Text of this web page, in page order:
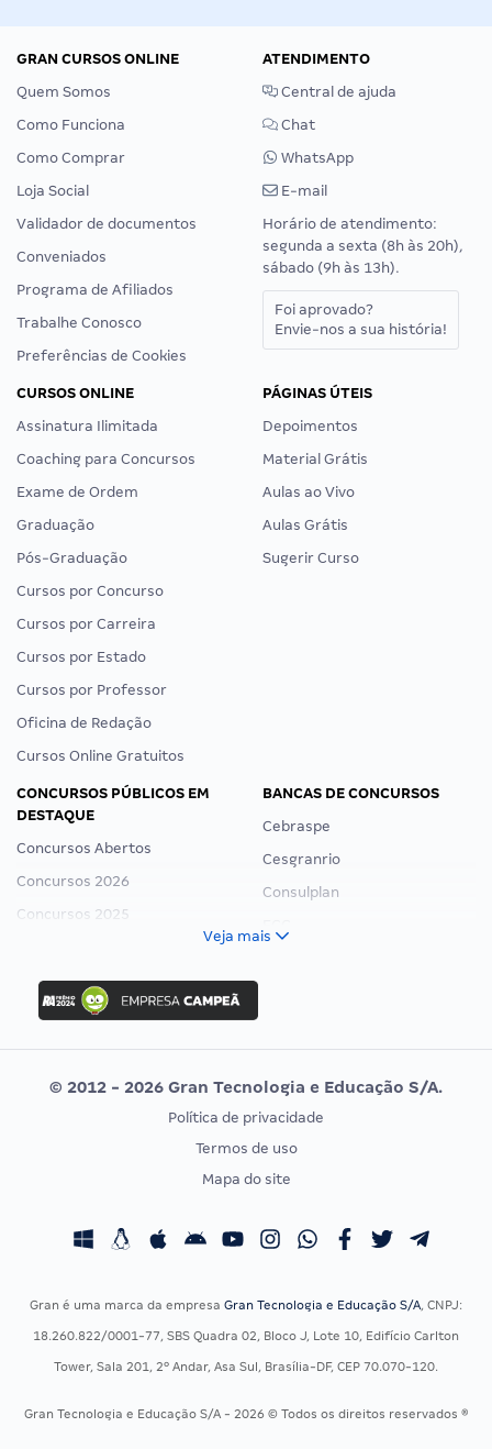
GRAN CURSOS ONLINE
Quem Somos
Como Funciona
Como Comprar
Loja Social
Validador de documentos
Conveniados
Programa de Afiliados
Trabalhe Conosco
Preferências de Cookies
ATENDIMENTO
Central de ajuda
Chat
WhatsApp
E-mail
Horário de atendimento:
segunda a sexta (8h às 20h),
sábado (9h às 13h).
Foi aprovado?
Envie-nos a sua história!
CURSOS ONLINE
Assinatura Ilimitada
Coaching para Concursos
Exame de Ordem
Graduação
Pós-Graduação
Cursos por Concurso
Cursos por Carreira
Cursos por Estado
Cursos por Professor
Oficina de Redação
Cursos Online Gratuitos
PÁGINAS ÚTEIS
Depoimentos
Material Grátis
Aulas ao Vivo
Aulas Grátis
Sugerir Curso
CONCURSOS PÚBLICOS EM
DESTAQUE
Concursos Abertos
Concursos 2026
Concursos 2025
Concurso Ibama
Concurso MPU
Editais publicados
BANCAS DE CONCURSOS
Cebraspe
Cesgranrio
Consulplan
Vunesp
CONCURSOS POR PROFISSÃO
Concursos Fiscais
Concursos Saúde
Residência Multiprofissional
EXAME DE ORDEM
Calendário OAB
Veja mais
© 2012 - 2026 Gran Tecnologia e Educação S/A.
Política de privacidade
Termos de uso
Mapa do site
Gran é uma marca da empresa Gran Tecnologia e Educação S/A, CNPJ:
18.260.822/0001-77, SBS Quadra 02, Bloco J, Lote 10, Edifício Carlton
Tower, Sala 201, 2º Andar, Asa Sul, Brasília-DF, CEP 70.070-120.
Gran Tecnologia e Educação S/A - 2026 © Todos os direitos reservados ®